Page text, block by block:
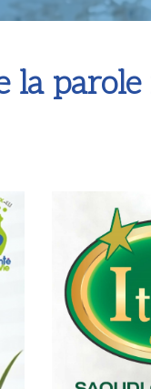
la parole